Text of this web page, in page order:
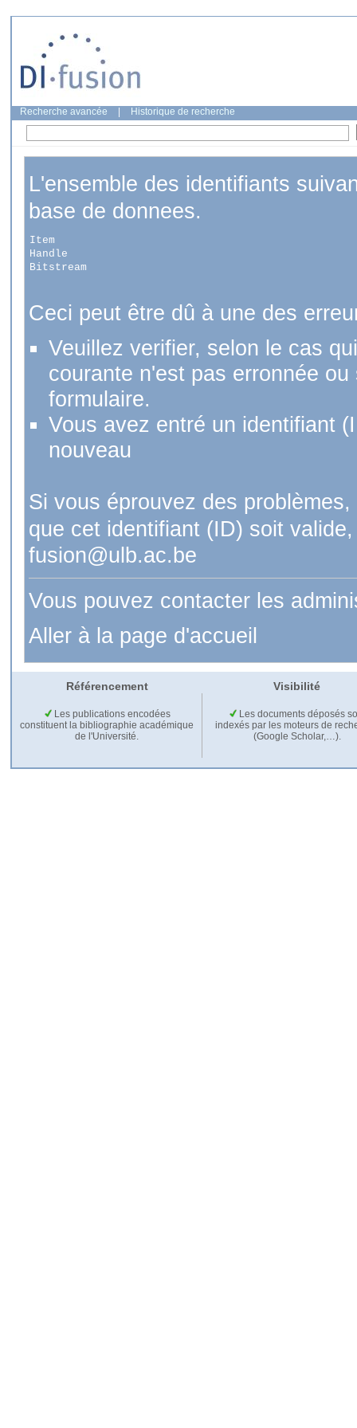
Recherche avancée Historique de recherche
L'ensemble des identifiants
base de donnees.
Item
Handle
Bitstream
Ceci peut être dû à une des
Veuillez verifier, selon le cas
courante n'est pas erronnée
formulaire.
Vous avez entré un identifiant
nouveau
Si vous éprouvez des
que cet identifiant (ID) soit
fusion@ulb.ac.be
Vous pouvez contacter les
Aller à la page d'accueil
Référencement Visibilité
Les publications encodées
constituent la bibliographie académique
de l'Université.
Les documents déposés
indexés par les moteurs de
(Google Scholar,…).